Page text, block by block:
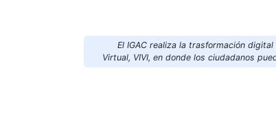
El IGAC realiza la trasformación
Virtual, VIVI, en donde los ciudadanos